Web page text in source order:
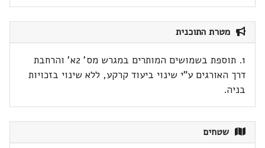
מטרת התוכנית
1. תוספת בשמושים המותרים במגרש מס' 2א' והרחבת
דרך האורגים ע"י שינוי ביעוד קרקע, ללא שינוי בזכויות
בניה.
שטחים